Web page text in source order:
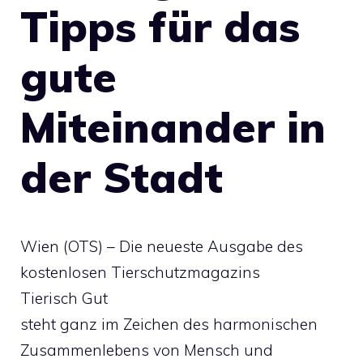
Tipps für das
gute
Miteinander in
der Stadt
Wien (OTS) – Die neueste Ausgabe des
kostenlosen Tierschutzmagazins
Tierisch Gut
steht ganz im Zeichen des harmonischen
Zusammenlebens von Mensch und